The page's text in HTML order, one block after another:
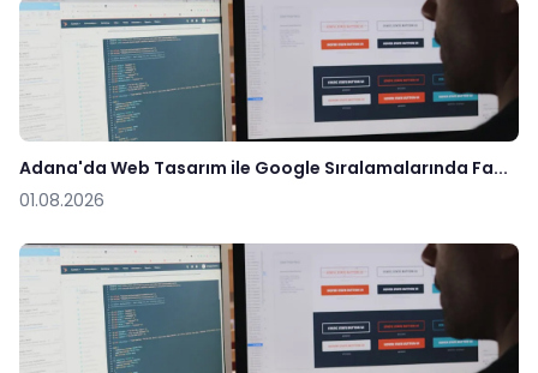
Adana'da Web Tasarım ile Google Sıralamalarında Fa...
01.08.2026